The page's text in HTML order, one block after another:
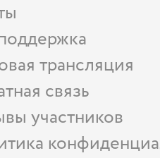
трансляция
связь
участников